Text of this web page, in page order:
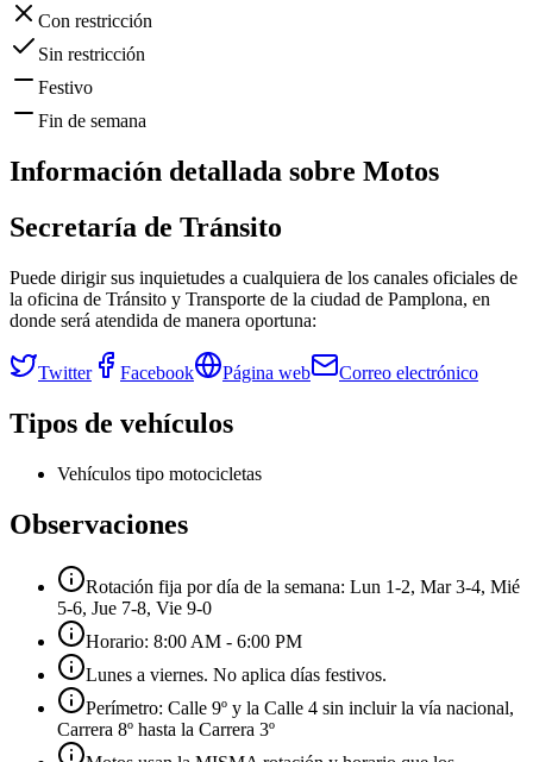
Con restricción
Sin restricción
Festivo
Fin de semana
Información detallada sobre Motos
Secretaría de Tránsito
Puede dirigir sus inquietudes a cualquiera de los canales oficiales de
la oficina de Tránsito y Transporte de la ciudad de Pamplona, en
donde será atendida de manera oportuna:
Twitter Facebook Página web Correo electrónico
Tipos de vehículos
Vehículos tipo motocicletas
Observaciones
Rotación fija por día de la semana: Lun 1-2, Mar 3-4, Mié
5-6, Jue 7-8, Vie 9-0
Horario: 8:00 AM - 6:00 PM
Lunes a viernes. No aplica días festivos.
Perímetro: Calle 9º y la Calle 4 sin incluir la vía nacional,
Carrera 8º hasta la Carrera 3º